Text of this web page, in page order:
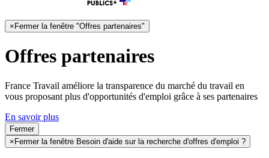
× Fermer la fenêtre "Offres partenaires"
Offres partenaires
France Travail améliore la transparence du marché du travail en
vous proposant plus d'opportunités d'emploi grâce à ses partenaires
En savoir plus
Fermer
×Fermer la fenêtre Besoin d'aide sur la recherche d'offres d'emploi ?